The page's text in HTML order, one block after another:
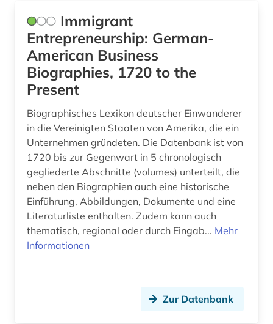
fragment (1)
franckesche stiftungen (1)
frankfurt (2)
frau (7)
frauen (2)
frauenbewegung (3)
frauenforschung (8)
frauengeschichte (1)
Immigrant
Entrepreneurship: German-
American Business
Biographies, 1720 to the
Present
Biographisches Lexikon deutscher Einwanderer
in die Vereinigten Staaten von Amerika, die ein
Unternehmen gründeten. Die Datenbank ist von
1720 bis zur Gegenwart in 5 chronologisch
gegliederte Abschnitte (volumes) unterteilt, die
neben den Biographien auch eine historische
Einführung, Abbildungen, Dokumente und eine
Literaturliste enthalten. Zudem kann auch
thematisch, regional oder durch Eingab... Mehr
Informationen
Zur Datenbank